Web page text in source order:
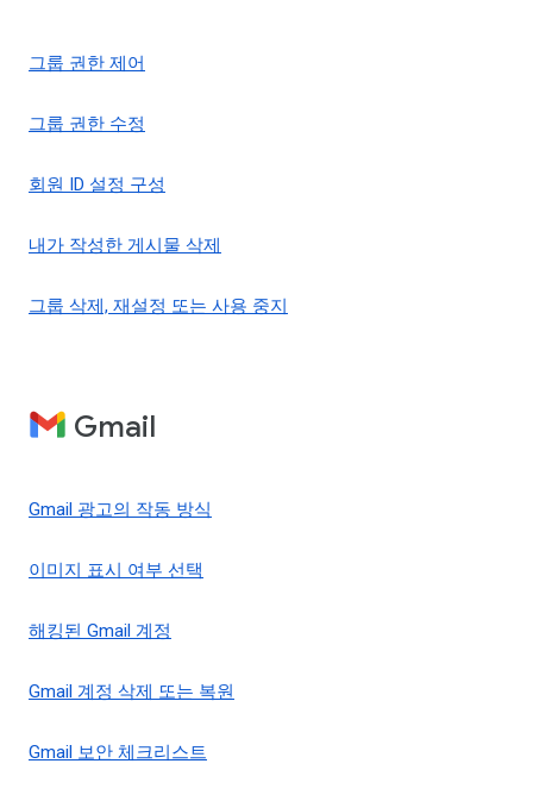
그룹 권한 제어
그룹 권한 수정
회원 ID 설정 구성
내가 작성한 게시물 삭제
그룹 삭제, 재설정 또는 사용 중지
Gmail
Gmail 광고의 작동 방식
이미지 표시 여부 선택
해킹된 Gmail 계정
Gmail 계정 삭제 또는 복원
Gmail 보안 체크리스트